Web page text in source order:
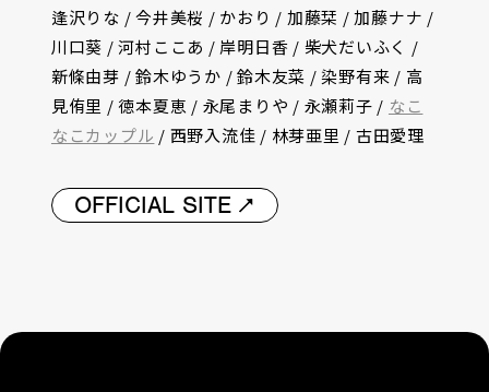
逢沢りな / 今井美桜 / かおり / 加藤栞 / 加藤ナナ /
川口葵 / 河村ここあ / 岸明日香 / 柴犬だいふく /
新條由芽 / 鈴木ゆうか / 鈴木友菜 / 染野有来 / 高
見侑里 / 徳本夏恵 / 永尾まりや / 永瀬莉子 / なこ
なこカップル / 西野入流佳 / 林芽亜里 / 古田愛理
OFFICIAL SITE